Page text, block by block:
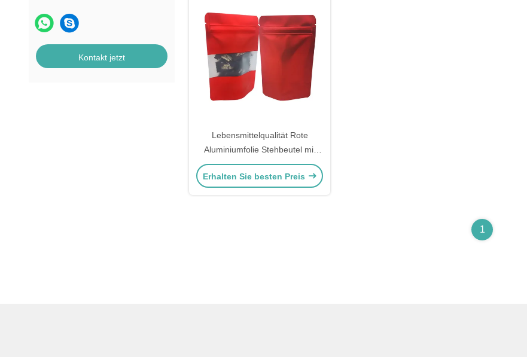
Kontakt jetzt
Lebensmittelqualität Rote
Aluminiumfolie Stehbeutel mit
rechteckigem Fenster mit
Reißverschluss
Erhalten Sie besten Preis
1